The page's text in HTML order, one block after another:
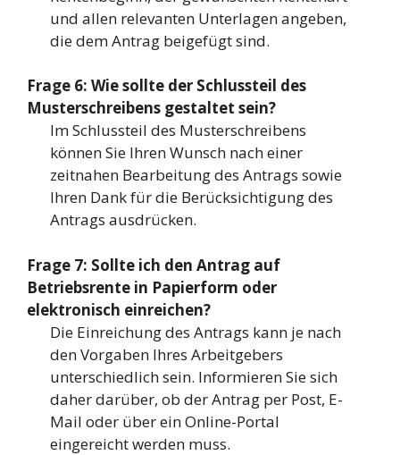
und allen relevanten Unterlagen angeben,
die dem Antrag beigefügt sind.
Frage 6: Wie sollte der Schlussteil des
Musterschreibens gestaltet sein?
Im Schlussteil des Musterschreibens
können Sie Ihren Wunsch nach einer
zeitnahen Bearbeitung des Antrags sowie
Ihren Dank für die Berücksichtigung des
Antrags ausdrücken.
Frage 7: Sollte ich den Antrag auf
Betriebsrente in Papierform oder
elektronisch einreichen?
Die Einreichung des Antrags kann je nach
den Vorgaben Ihres Arbeitgebers
unterschiedlich sein. Informieren Sie sich
daher darüber, ob der Antrag per Post, E-
Mail oder über ein Online-Portal
eingereicht werden muss.